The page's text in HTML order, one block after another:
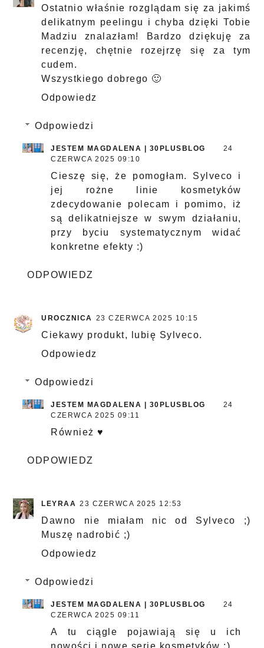
Ostatnio właśnie rozglądam się za jakimś
delikatnym peelingu i chyba dzięki Tobie
Madziu znalazłam! Bardzo dziękuję za
recenzję, chętnie rozejrzę się za tym
cudem.
Wszystkiego dobrego 🙂
Odpowiedz
Odpowiedzi
JESTEM MAGDALENA | 30PLUSBLOG
24
CZERWCA 2025 09:10
Cieszę się, że pomogłam. Sylveco i
jej rożne linie kosmetyków
zdecydowanie polecam i pomimo, iż
są delikatniejsze w swym działaniu,
przy byciu systematycznym widać
konkretne efekty :)
ODPOWIEDZ
UROCZNICA 23 CZERWCA 2025 10:15
Ciekawy produkt, lubię Sylveco.
Odpowiedz
Odpowiedzi
JESTEM MAGDALENA | 30PLUSBLOG
24
CZERWCA 2025 09:11
Również ♥
ODPOWIEDZ
LEYRAA 23 CZERWCA 2025 12:53
Dawno nie miałam nic od Sylveco ;)
Muszę nadrobić ;)
Odpowiedz
Odpowiedzi
JESTEM MAGDALENA | 30PLUSBLOG
24
CZERWCA 2025 09:11
A tu ciągle pojawiają się u ich